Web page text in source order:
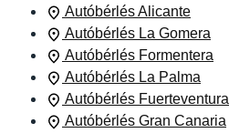
Autóbérlés Alicante
Autóbérlés La Gomera
Autóbérlés Formentera
Autóbérlés La Palma
Autóbérlés Fuerteventura
Autóbérlés Gran Canaria